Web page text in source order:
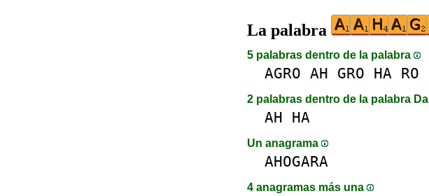
La palabra
5 palabras dentro de la palabra
AGRO AH GRO HA RO
2 palabras dentro de la palabra DaI
AH HA
Un anagrama
AHOGARA
4 anagramas más una